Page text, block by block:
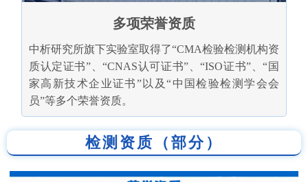
多项荣誉资质
中析研究所旗下实验室取得了“CMA检验检测机构资
质认定证书”、“CNAS认可证书”、“ISO证书”、“国
家高新技术企业证书”以及“中国检验检测学会会
员”等多个荣誉资质。
检测资质（部分）